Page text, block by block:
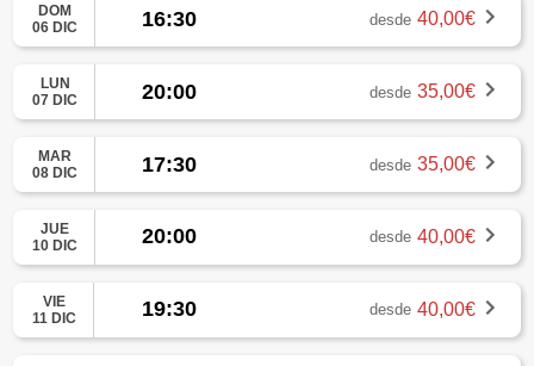
DOM
06 DIC
16:30 desde 40,00€
LUN
07 DIC
20:00 desde 35,00€
MAR
08 DIC
17:30 desde 35,00€
JUE
10 DIC
20:00 desde 40,00€
VIE
11 DIC
19:30 desde 40,00€